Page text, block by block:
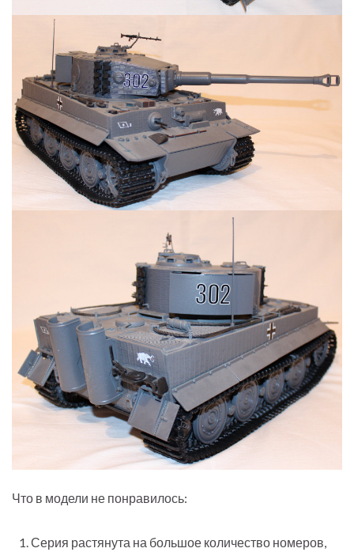
Что в модели не понравилось:
Серия растянута на большое количество номеров,